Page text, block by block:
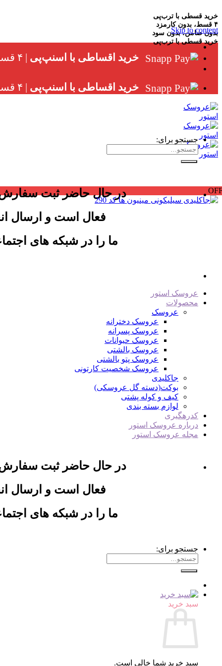
خرید قسطی با ترب‌پی
۴ قسط، بدون کارمزد
بدون ضامن، بدون سود
خرید قسطی با ترب‌پی
Skip to content
خرید اقساطی با اسنپ‌پی | ۴ قسط ماهانه، بدون سود، چک و ضامن
خرید اقساطی با اسنپ‌پی | ۴ قسط ماهانه، بدون سود، چک و ضامن
در حال حاضر ثبت
فعال است و ارسال
ما را در شبکه های
عروسک استور
محصولات
عروسک
عروسک دخترانه
عروسک پسرانه
عروسک حیوانات
عروسک بالشتی
عروسک پتو بالشتی
عروسک شخصیت کارتونی
جاکلیدی
بوکت(دسته گل عروسکی)
کیف و کوله پشتی
لوازم بسته بندی
کدرهگیری
درباره عروسک استور
مجله عروسک استور
در حال حاضر ثبت
فعال است و ارسال
ما را در شبکه های
جستجو برای:
سبد خرید
سبد خرید شما خالی است.
جستجو برای: